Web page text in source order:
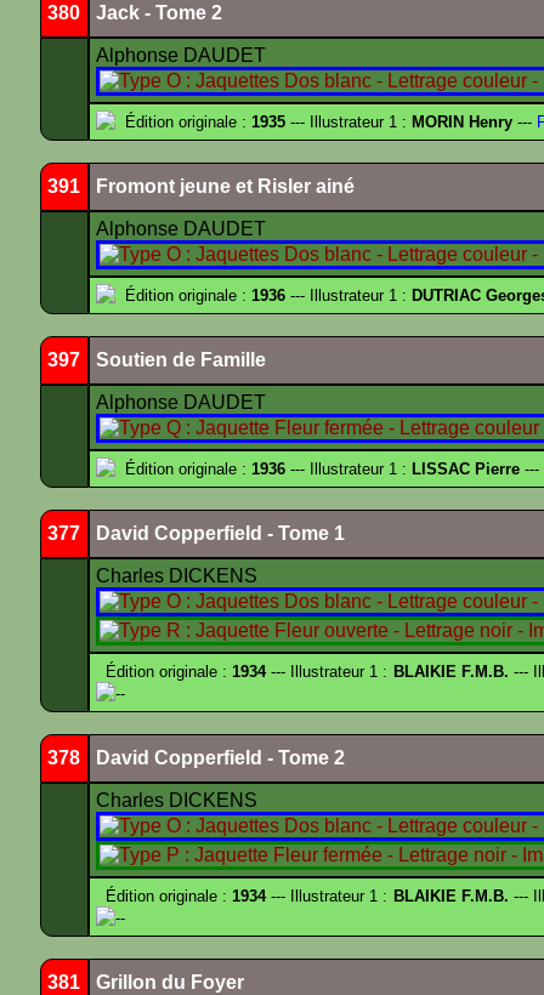
380 Jack - Tome 2
Alphonse DAUDET
Édition originale : 1935 --- Illustrateur 1 : MORIN Henry ---
391 Fromont jeune et Risler ainé
Alphonse DAUDET
Édition originale : 1936 --- Illustrateur 1 : DUTRIAC
397 Soutien de Famille
Alphonse DAUDET
Édition originale : 1936 --- Illustrateur 1 : LISSAC Pierre ---
377 David Copperfield - Tome 1
Charles DICKENS
Édition originale :1934--- Illustrateur 1 : BLAIKIE F.M.B. ---
--
378 David Copperfield - Tome 2
Charles DICKENS
Édition originale :1934--- Illustrateur 1 : BLAIKIE F.M.B. ---
--
381 Grillon du Foyer